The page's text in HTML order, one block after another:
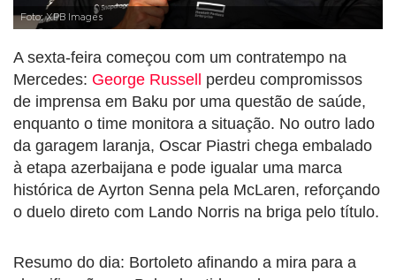
Foto: XPB Images
A sexta-feira começou com um contratempo na
Mercedes: George Russell
perdeu compromissos
de imprensa em Baku por uma questão de saúde,
enquanto o time monitora a situação. No outro lado
da garagem laranja, Oscar Piastri chega embalado
à etapa azerbaijana e pode igualar uma marca
histórica de Ayrton Senna pela McLaren, reforçando
o duelo direto com Lando Norris na briga pelo título.
Resumo do dia: Bortoleto afinando a mira para a